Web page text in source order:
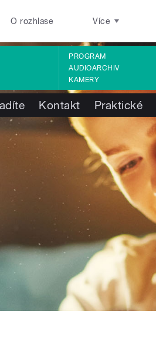
O rozhlase Více
PROGRAM
AUDIOARCHIV
KAMERY
Kontakt Praktické